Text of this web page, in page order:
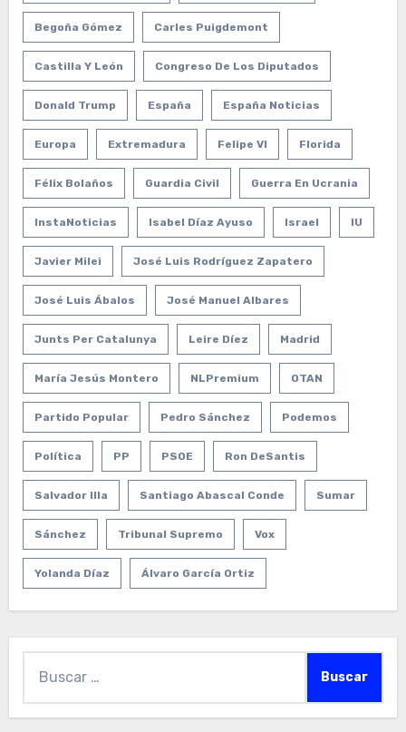
Begoña Gómez Carles Puigdemont
Castilla Y León Congreso De Los Diputados
Donald Trump España España Noticias
Europa Extremadura Felipe VI Florida
Félix Bolaños Guardia Civil Guerra En Ucrania
InstaNoticias Isabel Díaz Ayuso Israel IU
Javier Milei José Luis Rodríguez Zapatero
José Luis Ábalos José Manuel Albares
Junts Per Catalunya Leire Díez Madrid
María Jesús Montero NLPremium OTAN
Partido Popular Pedro Sánchez Podemos
Política PP PSOE Ron DeSantis
Salvador Illa Santiago Abascal Conde Sumar
Sánchez Tribunal Supremo Vox
Yolanda Díaz Álvaro García Ortiz